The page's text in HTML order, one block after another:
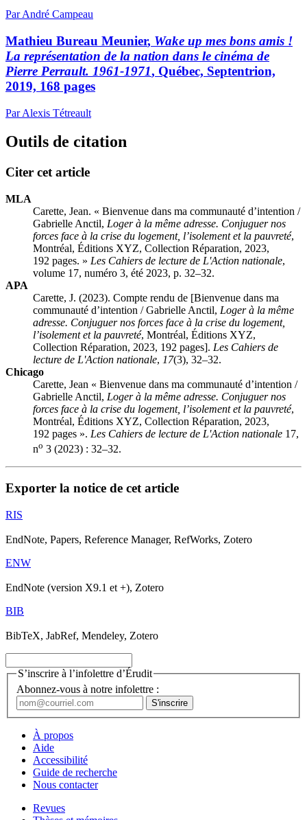
Par André Campeau
Mathieu Bureau Meunier, Wake up mes bons amis !
La représentation de la nation dans le cinéma de
Pierre Perrault. 1961-1971, Québec, Septentrion,
2019, 168 pages
Par Alexis Tétreault
Outils de citation
Citer cet article
MLA
Carette, Jean. « Bienvenue dans ma communauté d’intention /
Gabrielle Anctil, Loger à la même adresse. Conjuguer nos
forces face à la crise du logement, l’isolement et la pauvreté,
Montréal, Éditions XYZ, Collection Réparation, 2023,
192 pages. » Les Cahiers de lecture de L'Action nationale,
volume 17, numéro 3, été 2023, p. 32–32.
APA
Carette, J. (2023). Compte rendu de [Bienvenue dans ma
communauté d’intention /Gabrielle Anctil, Loger à la même
adresse. Conjuguer nos forces face à la crise du logement,
l’isolement et la pauvreté, Montréal, Éditions XYZ,
Collection Réparation, 2023, 192 pages]. Les Cahiers de
lecture de L'Action nationale, 17(3), 32–32.
Chicago
Carette, Jean « Bienvenue dans ma communauté d’intention /
Gabrielle Anctil, Loger à la même adresse. Conjuguer nos
forces face à la crise du logement, l’isolement et la pauvreté,
Montréal, Éditions XYZ, Collection Réparation, 2023,
192 pages ». Les Cahiers de lecture de L'Action nationale 17,
no 3 (2023) : 32–32.
Exporter la notice de cet article
RIS
EndNote, Papers, Reference Manager, RefWorks, Zotero
ENW
EndNote (version X9.1 et +), Zotero
BIB
BibTeX, JabRef, Mendeley, Zotero
S’inscrire à l’infolettre d’Érudit
Abonnez-vous à notre infolettre :
À propos
Aide
Accessibilité
Guide de recherche
Nous contacter
Revues